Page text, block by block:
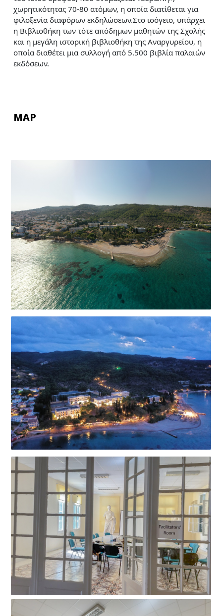
χωρητικότητας 70-80 ατόμων, η οποία διατίθεται για
φιλοξενία διαφόρων εκδηλώσεων.Στο ισόγειο, υπάρχει
η Βιβλιοθήκη των τότε απόδημων μαθητών της Σχολής
και η μεγάλη ιστορική βιβλιοθήκη της Αναργυρείου, η
οποία διαθέτει μια συλλογή από 5.500 βιβλία παλαιών
εκδόσεων.
MAP